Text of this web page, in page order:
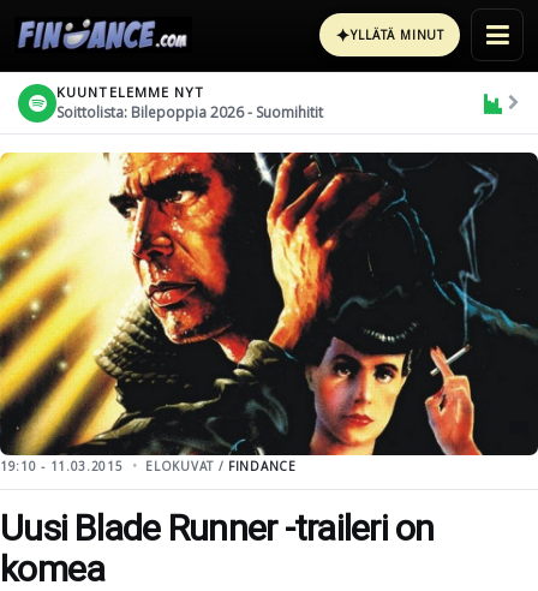
✦YLLÄTÄ MINUT
KUUNTELEMME NYT
Soittolista: Bilepoppia 2026 - Suomihitit
19:10 - 11.03.2015 ELOKUVAT / FINDANCE
Uusi Blade Runner -traileri on
komea